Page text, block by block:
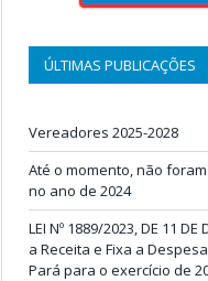
ÚLTIMAS PUBLICAÇÕES
Vereadores 2025-2028
Até o momento, não
no ano de 2024
LEI Nº 1889/2023, DE 11
a Receita e Fixa a
Pará para o exercício de